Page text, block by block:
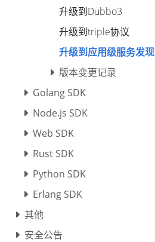
升级到Dubbo3
升级到triple协议
升级到应用级服务发现
版本变更记录
Golang SDK
Node.js SDK
Web SDK
Rust SDK
Python SDK
Erlang SDK
其他
安全公告